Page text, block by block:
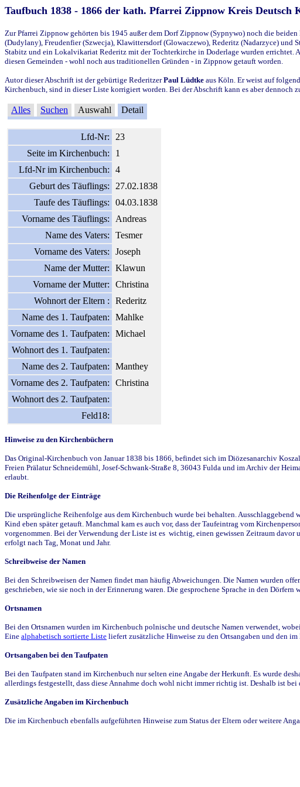
Taufbuch 1838 - 1866 der kath. Pfarrei Zippnow Kreis Deutsch
Zur Pfarrei Zippnow gehörten bis 1945 außer dem Dorf Zippnow (Sypnywo) noch die
(Dudylany), Freudenfier (Szwecja), Klawittersdorf (Glowaczewo), Rederitz (Nadarzyce)
Stabitz und ein Lokalvikariat Rederitz mit der Tochterkirche in Doderlage wurden errichtet.
diesen Gemeinden - wohl noch aus traditionellen Gründen - in Zippnow getauft worden.
Autor dieser Abschrift ist der gebürtige RederitzerPaul Lüdtke aus Köln. Er weist auf
Kirchenbuch, sind in dieser Liste korrigiert worden. Bei der Abschrift kann es aber dennoch
Alles Suchen Auswahl Detail
Lfd-Nr:
23
Seite im Kirchenbuch:
1
Lfd-Nr im Kirchenbuch:
4
Geburt des Täuflings:
27.02.1838
Taufe des Täuflings:
04.03.1838
Vorname des Täuflings:
Andreas
Name des Vaters:
Tesmer
Vorname des Vaters:
Joseph
Name der Mutter:
Klawun
Vorname der Mutter:
Christina
Wohnort der Eltern :
Rederitz
Name des 1. Taufpaten:
Mahlke
Vorname des 1. Taufpaten:
Michael
Wohnort des 1. Taufpaten:
Name des 2. Taufpaten:
Manthey
Vorname des 2. Taufpaten:
Christina
Wohnort des 2. Taufpaten:
Feld18:
Hinweise zu den Kirchenbüchern
Das Original-Kirchenbuch von Januar 1838 bis 1866, befindet sich im Diözesanarchiv
Freien Prälatur Schneidemühl, Josef-Schwank-Straße 8, 36043 Fulda und im Archiv der
erlaubt.
Die Reihenfolge der Einträge
Die ursprüngliche Reihenfolge aus dem Kirchenbuch wurde bei behalten.
Kind eben später getauft. Manchmal kam es auch vor, dass der Taufeintrag vom
vorgenommen. Bei der Verwendung der Liste ist es wichtig, einen gewissen Zeitraum
erfolgt nach Tag, Monat und Jahr.
Schreibweise der Namen
Bei den Schreibweisen der Namen findet man häufig Abweichungen. Die Namen wurden
geschrieben, wie sie noch in der Erinnerung waren. Die gesprochene Sprache in den
Ortsnamen
Bei den Ortsnamen wurden im Kirchenbuch polnische und deutsche Namen verwendet,
Eine alphabetisch sortierte Liste liefert zusätzliche Hinweise zu den Ortsangaben und den
Ortsangaben bei den Taufpaten
Bei den Taufpaten stand im Kirchenbuch nur selten eine Angabe der Herkunft. Es wurde
allerdings festgestellt, dass diese Annahme doch wohl nicht immer richtig ist. Deshalb ist
Zusätzliche Angaben im Kirchenbuch
Die im Kirchenbuch ebenfalls aufgeführten Hinweise zum Status der Eltern oder weitere